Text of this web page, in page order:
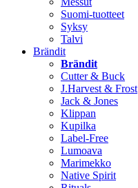
Suomi-tuotteet
Syksy
Talvi
Brändit
Brändit
Cutter & Buck
J.Harvest & Frost
Jack & Jones
Klippan
Kupilka
Label-Free
Lumoava
Marimekko
Native Spirit